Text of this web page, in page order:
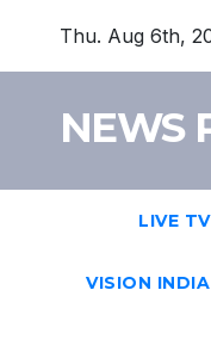
Thu. Aug 6th,
NEWS
LIVE TV
VISION INDIA